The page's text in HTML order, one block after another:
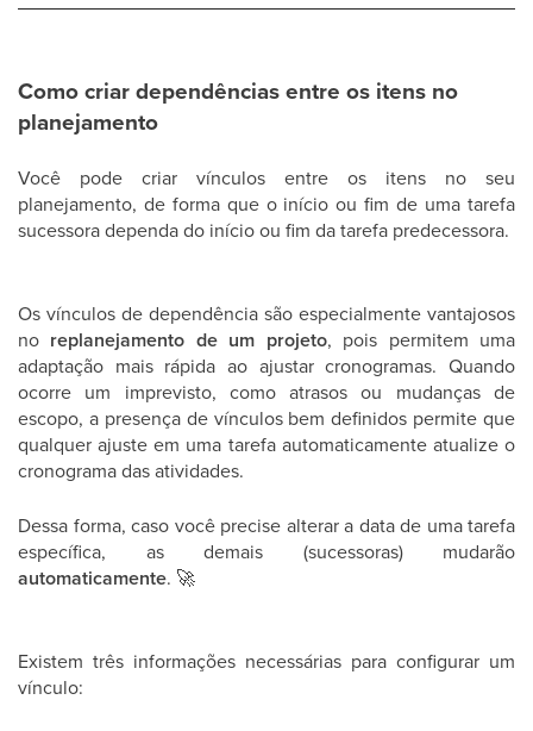
Como criar dependências entre os itens no
planejamento
Você pode criar vínculos entre os itens no seu
planejamento, de forma que o início ou fim de uma tarefa
sucessora dependa do início ou fim da tarefa predecessora.
Os vínculos de dependência são especialmente vantajosos
no replanejamento de um projeto, pois permitem uma
adaptação mais rápida ao ajustar cronogramas. Quando
ocorre um imprevisto, como atrasos ou mudanças de
escopo, a presença de vínculos bem definidos permite que
qualquer ajuste em uma tarefa automaticamente atualize o
cronograma das atividades.
Dessa forma, caso você precise alterar a data de uma tarefa
específica, as demais (sucessoras) mudarão
automaticamente. 🚀
Existem três informações necessárias para configurar um
vínculo: